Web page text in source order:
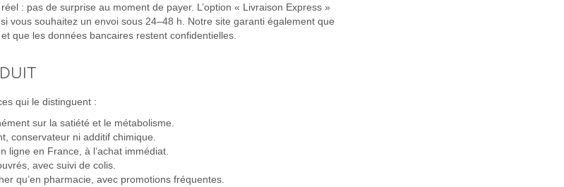
: pas de surprise au moment de payer. L’option « Livraison Express »
vous souhaitez un envoi sous 24–48 h. Notre site garanti également que
que les données bancaires restent confidentielles.
qui le distinguent :
sur la satiété et le métabolisme.
conservateur ni additif chimique.
ligne en France, à l’achat immédiat.
avec suivi de colis.
qu’en pharmacie, avec promotions fréquentes.